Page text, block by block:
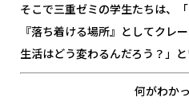
そこで三重ゼミの学生たちは、
『落ち着ける場所』としてクレ
生活はどう変わるんだろう？」
何がわか